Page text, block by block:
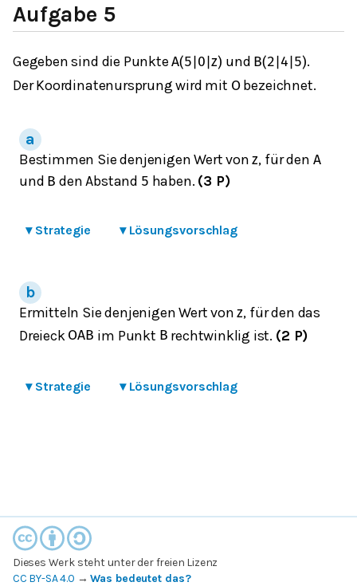
Aufgabe 5
Gegeben sind die PunkteA(5 0 |z) und B(2 |4 5).
Der Koordinatenursprung wird mit Obezeichnet.
Bestimmen Sie denjenigen Wert vonz, für den A
und B den Abstand 5 haben. (3 P)
▾ Strategie ▾ Lösungsvorschlag
Ermitteln Sie denjenigen Wert vonz, für den das
Dreieck OAB im Punkt B rechtwinklig ist. (2 P)
▾ Strategie ▾ Lösungsvorschlag
Dieses Werk steht unter der freien Lizenz
CC BY-SA 4.0 →Was bedeutet das?